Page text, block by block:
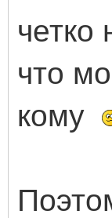
четко
что
кому